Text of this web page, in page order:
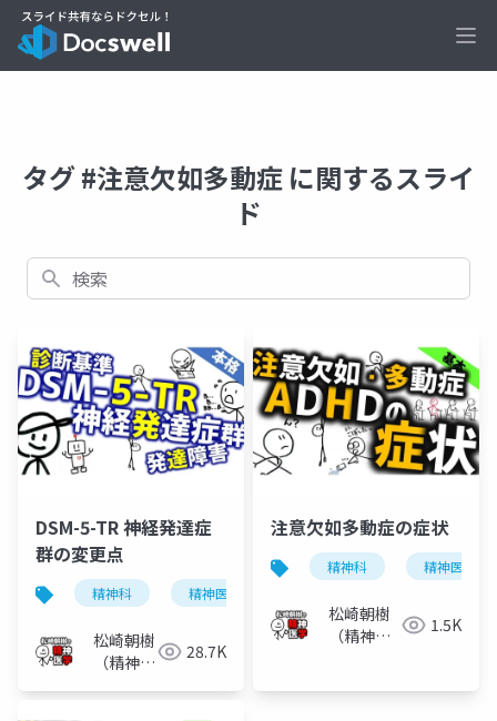
タグ #注意欠如多動症 に関するスライ
ド
検索
DSM-5-TR 神経発達症
群の変更点
精神科 精神医学
松崎朝樹
（精神科
28.7K
注意欠如多動症の症状
精神科 精神医学
松崎朝樹
（精神科
1.5K